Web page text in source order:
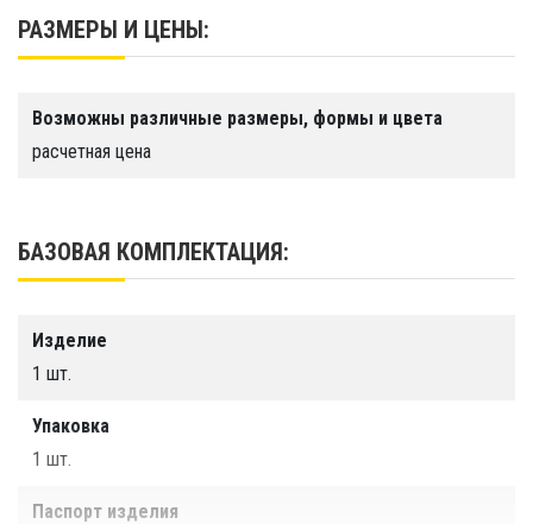
Гарантия
1 год
Срок службы
Более 10 лет
Цвет
РАЗМЕРЫ И ЦЕНЫ:
Возможны различные размеры, формы и цвета
расчетная цена
БАЗОВАЯ КОМПЛЕКТАЦИЯ:
Изделие
1 шт.
Упаковка
1 шт.
Паспорт изделия